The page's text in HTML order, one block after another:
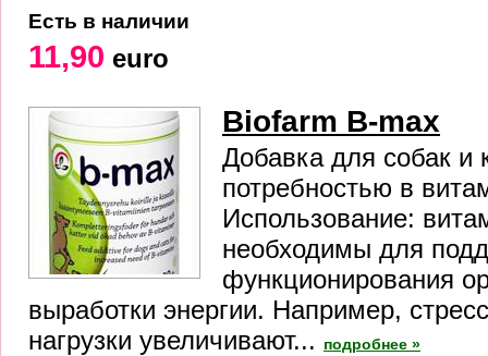
Есть в наличии
11,90 euro
Biofarm B-max
Добавка для собак
потребностью в
Использование:
необходимы для
функционирования
выработки энергии. Например,
нагрузки увеличивают...
подробнее »